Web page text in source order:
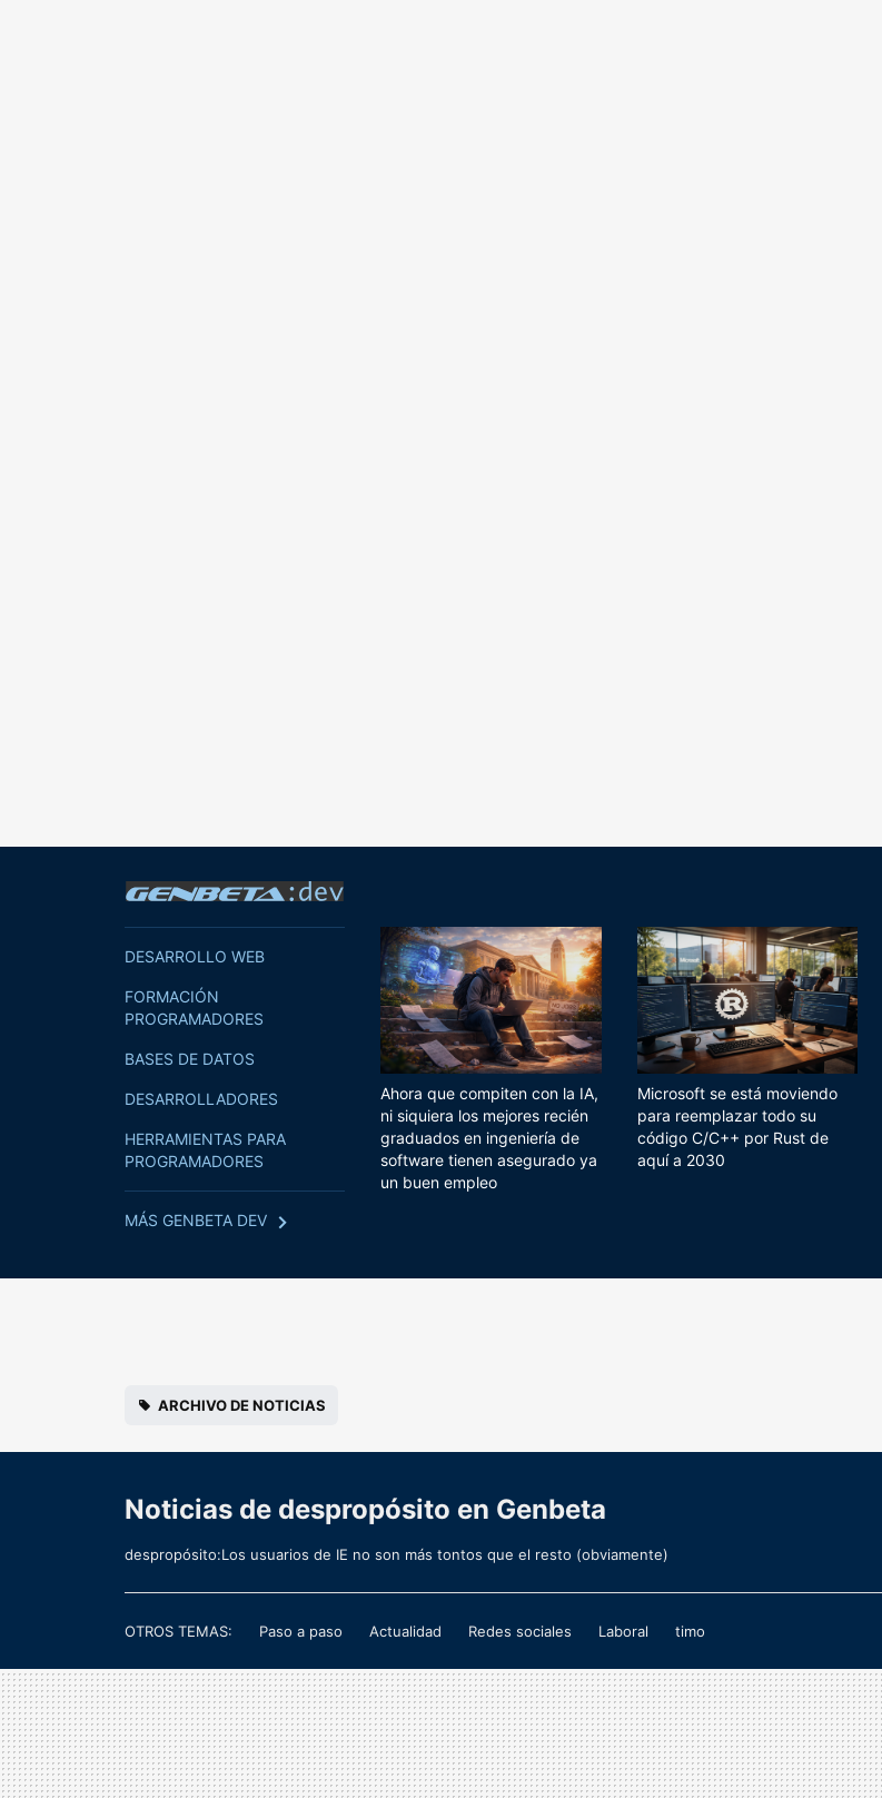
DESARROLLO WEB
FORMACIÓN
PROGRAMADORES
BASES DE DATOS
DESARROLLADORES
HERRAMIENTAS PARA
PROGRAMADORES
MÁS GENBETA DEV
Ahora que compiten con la IA,
ni siquiera los mejores recién
graduados en ingeniería de
software tienen asegurado ya
un buen empleo
Microsoft se está moviendo
para reemplazar todo su
código C/C++ por Rust de
aquí a 2030
ARCHIVO DE NOTICIAS
Noticias de despropósito en Genbeta
despropósito:Los usuarios de IE no son más tontos que el resto (obviamente)
OTROS TEMAS: Paso a paso Actualidad Redes sociales Laboral timo